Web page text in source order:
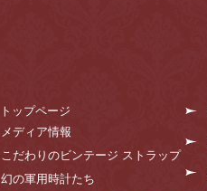
トップページ
メディア情報
こだわりのビンテージ ストラップ
幻の軍用時計たち